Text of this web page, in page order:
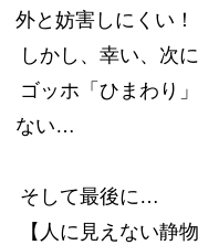
外と妨害しにくい！
しかし、幸い、次
ゴッホ「ひまわり
ない…
そして最後に…
【人に見えない静